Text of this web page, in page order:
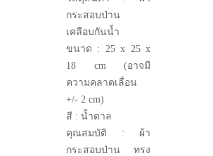
กระสอบป่าน
เคลือบกันน้ำ
ขนาด : 25 x 25 x
18 cm(อาจมี
ความคลาดเลื่อน
+/- 2 cm)
สี : น้ำตาล
คุณสมบัติ : ผ้า
กระสอบป่าน ทรง